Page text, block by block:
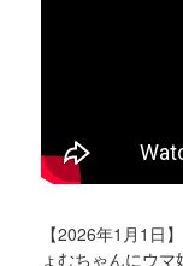
【2026年1月1日
ょむちゃんにウ